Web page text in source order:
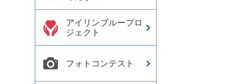
アイリンブループロ
ジェクト
フォトコンテスト